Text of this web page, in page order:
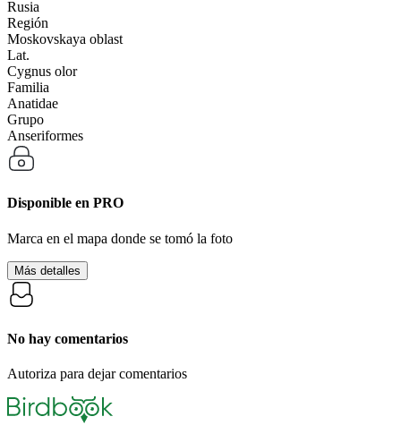
Rusia
Región
Moskovskaya oblast
Lat.
Cygnus olor
Familia
Anatidae
Grupo
Anseriformes
Disponible en PRO
Marca en el mapa donde se tomó la foto
Más detalles
No hay comentarios
Autoriza para dejar comentarios